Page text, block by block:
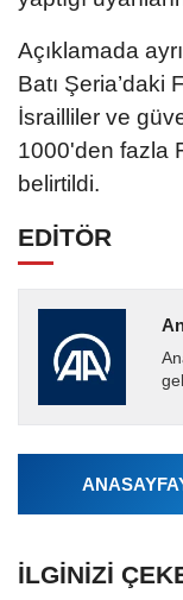
Açıklamada
Batı Şeria’daki
İsrailliler ve
1000'den fazla
belirtildi.
EDİTÖR
İLGINIZI